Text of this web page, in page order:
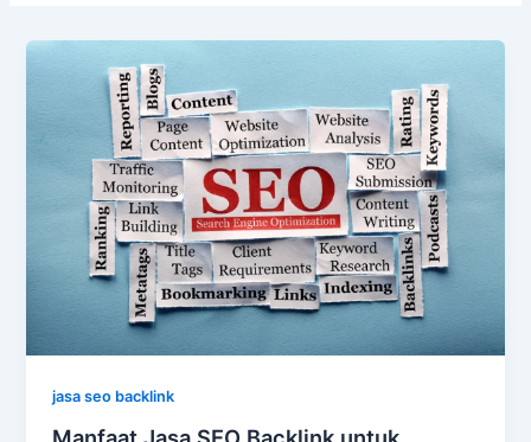
jasa seo backlink
Manfaat Jasa SEO Backlink untuk